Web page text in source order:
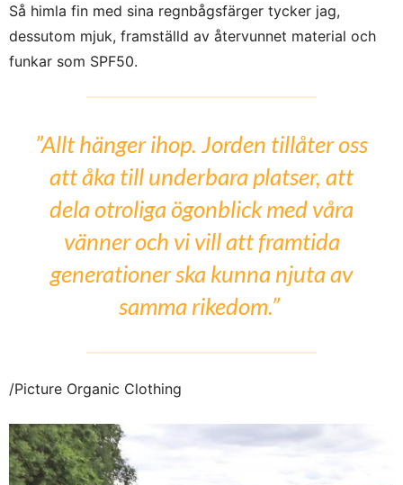
Så himla fin med sina regnbågsfärger tycker jag,
dessutom mjuk, framställd av återvunnet material och
funkar som SPF50.
”Allt hänger ihop. Jorden tillåter oss
att åka till underbara platser, att
dela otroliga ögonblick med våra
vänner och vi vill att framtida
generationer ska kunna njuta av
samma rikedom.”
/Picture Organic Clothing